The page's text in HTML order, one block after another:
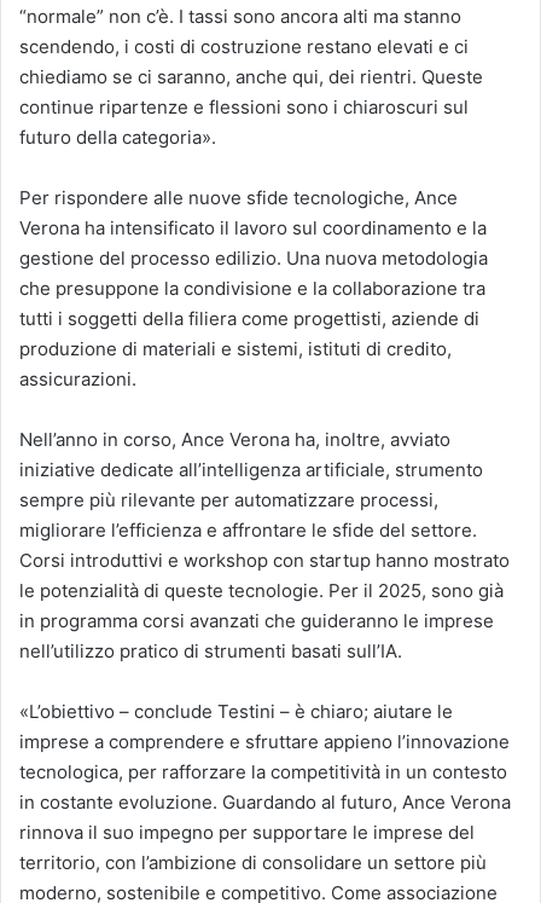
“normale” non c’è. I tassi sono ancora alti ma stanno
scendendo, i costi di costruzione restano elevati e ci
chiediamo se ci saranno, anche qui, dei rientri. Queste
continue ripartenze e flessioni sono i chiaroscuri sul
futuro della categoria».
Per rispondere alle nuove sfide tecnologiche, Ance
Verona ha intensificato il lavoro sul coordinamento e la
gestione del processo edilizio. Una nuova metodologia
che presuppone la condivisione e la collaborazione tra
tutti i soggetti della filiera come progettisti, aziende di
produzione di materiali e sistemi, istituti di credito,
assicurazioni.
Nell’anno in corso, Ance Verona ha, inoltre, avviato
iniziative dedicate all’intelligenza artificiale, strumento
sempre più rilevante per automatizzare processi,
migliorare l’efficienza e affrontare le sfide del settore.
Corsi introduttivi e workshop con startup hanno mostrato
le potenzialità di queste tecnologie. Per il 2025, sono già
in programma corsi avanzati che guideranno le imprese
nell’utilizzo pratico di strumenti basati sull’IA.
«L’obiettivo – conclude Testini – è chiaro; aiutare le
imprese a comprendere e sfruttare appieno l’innovazione
tecnologica, per rafforzare la competitività in un contesto
in costante evoluzione. Guardando al futuro, Ance Verona
rinnova il suo impegno per supportare le imprese del
territorio, con l’ambizione di consolidare un settore più
moderno, sostenibile e competitivo. Come associazione